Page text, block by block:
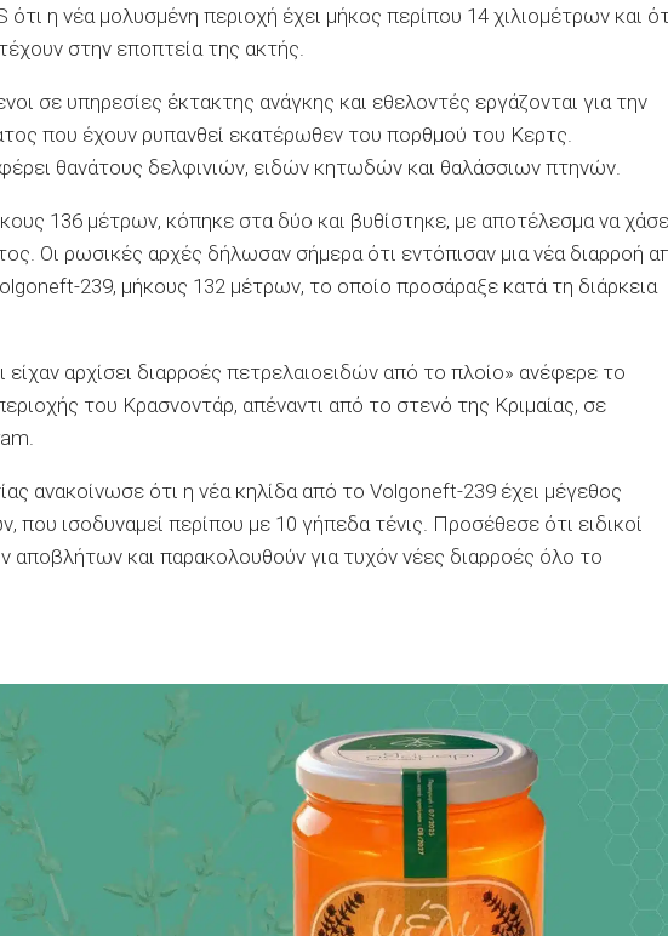
η νέα μολυσμένη περιοχή έχει μήκος περίπου 14 χιλιομέτρων και
στην εποπτεία της ακτής.
σε υπηρεσίες έκτακτης ανάγκης και εθελοντές εργάζονται για την
που έχουν ρυπανθεί εκατέρωθεν του πορθμού του Κερτς.
θανάτους δελφινιών, ειδών κητωδών και θαλάσσιων πτηνών.
136 μέτρων, κόπηκε στα δύο και βυθίστηκε, με αποτέλεσμα να
Οι ρωσικές αρχές δήλωσαν σήμερα ότι εντόπισαν μια νέα διαρροή
239, μήκους 132 μέτρων, το οποίο προσάραξε κατά τη διάρκεια
είχαν αρχίσει διαρροές πετρελαιοειδών από το πλοίο» ανέφερε το
του Κρασνοντάρ, απέναντι από το στενό της Κριμαίας, σε
ανακοίνωσε ότι η νέα κηλίδα από το Volgoneft-239 έχει μέγεθος
ισοδυναμεί περίπου με 10 γήπεδα τένις. Προσέθεσε ότι ειδικοί
αποβλήτων και παρακολουθούν για τυχόν νέες διαρροές όλο το